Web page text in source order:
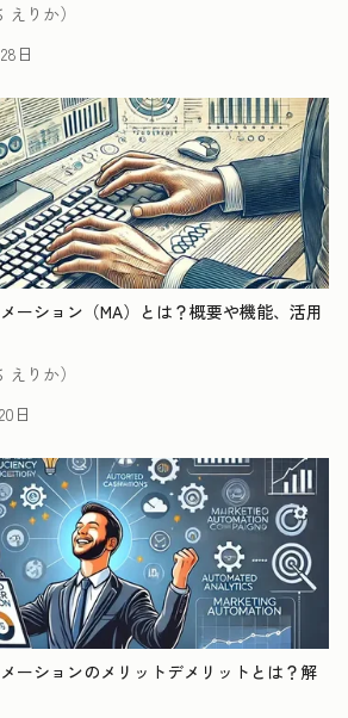
りか）
日
ーション（MA）とは？概要や機能、活用
りか）
日
ーションのメリットデメリットとは？解